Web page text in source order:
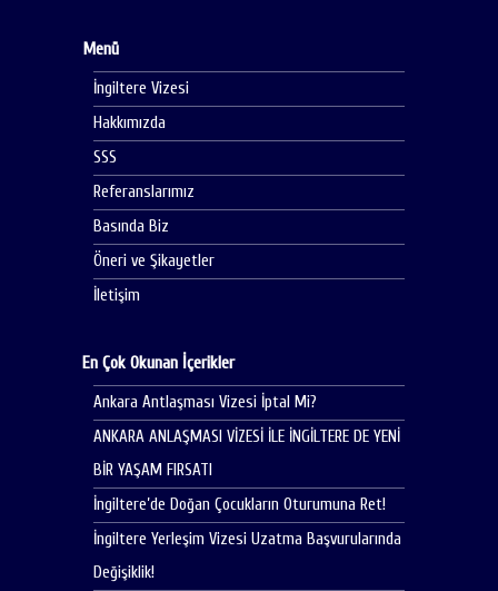
Menü
İngiltere Vizesi
Hakkımızda
SSS
Referanslarımız
Basında Biz
Öneri ve Şikayetler
İletişim
En Çok Okunan İçerikler
Ankara Antlaşması Vizesi İptal Mi?
ANKARA ANLAŞMASI VİZESİ İLE İNGİLTERE DE YENİ
BİR YAŞAM FIRSATI
İngiltere’de Doğan Çocukların Oturumuna Ret!
İngiltere Yerleşim Vizesi Uzatma Başvurularında
Değişiklik!